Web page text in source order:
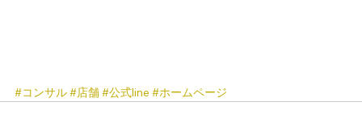
#コンサル#店舗#公式line #ホームページ